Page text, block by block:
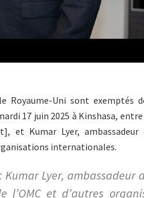
Royaume-Uni sont exemptés
17 juin 2025 à Kinshasa,
et Kumar Lyer, ambassadeur
internationales.
Lyer, ambassadeur
l’OMC et d’autres